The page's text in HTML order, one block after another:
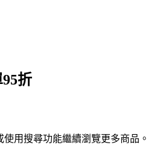
折
用搜尋功能繼續瀏覽更多商品。